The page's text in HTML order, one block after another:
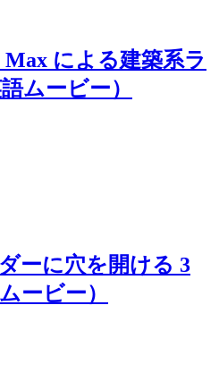
Max による建築系ラ
ムービー）
ーに穴を開ける 3
ービー）